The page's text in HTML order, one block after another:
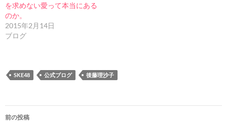
を求めない愛って本当にある
のか。
2015年2月14日
ブログ
SKE48 公式ブログ 後藤理沙子
投
前の投稿